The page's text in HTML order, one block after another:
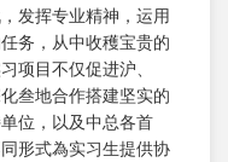
发挥专业精神，运用
务，从中收穫宝贵的
项目不仅促进沪、
叁地合作搭建坚实的
位，以及中总各首
形式為实习生提供协